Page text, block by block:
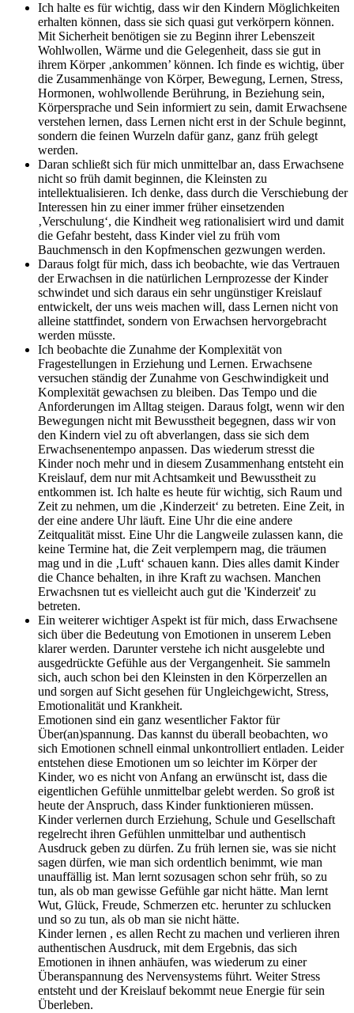
Ich halte es für wichtig, dass wir den Kindern Möglichkeiten
erhalten können, dass sie sich quasi gut verkörpern können.
Mit Sicherheit benötigen sie zu Beginn ihrer Lebenszeit
Wohlwollen, Wärme und die Gelegenheit, dass sie gut in
ihrem Körper ‚ankommen’ können. Ich finde es wichtig, über
die Zusammenhänge von Körper, Bewegung, Lernen, Stress,
Hormonen, wohlwollende Berührung, in Beziehung sein,
Körpersprache und Sein informiert zu sein, damit Erwachsene
verstehen lernen, dass Lernen nicht erst in der Schule beginnt,
sondern die feinen Wurzeln dafür ganz, ganz früh gelegt
werden.
Daran schließt sich für mich unmittelbar an, dass Erwachsene
nicht so früh damit beginnen, die Kleinsten zu
intellektualisieren. Ich denke, dass durch die Verschiebung der
Interessen hin zu einer immer früher einsetzenden
‚Verschulung‘, die Kindheit weg rationalisiert wird und damit
die Gefahr besteht, dass Kinder viel zu früh vom
Bauchmensch in den Kopfmenschen gezwungen werden.
Daraus folgt für mich, dass ich beobachte, wie das Vertrauen
der Erwachsen in die natürlichen Lernprozesse der Kinder
schwindet und sich daraus ein sehr ungünstiger Kreislauf
entwickelt, der uns weis machen will, dass Lernen nicht von
alleine stattfindet, sondern von Erwachsen hervorgebracht
werden müsste.
Ich beobachte die Zunahme der Komplexität von
Fragestellungen in Erziehung und Lernen. Erwachsene
versuchen ständig der Zunahme von Geschwindigkeit und
Komplexität gewachsen zu bleiben. Das Tempo und die
Anforderungen im Alltag steigen. Daraus folgt, wenn wir den
Bewegungen nicht mit Bewusstheit begegnen, dass wir von
den Kindern viel zu oft abverlangen, dass sie sich dem
Erwachsenentempo anpassen. Das wiederum stresst die
Kinder noch mehr und in diesem Zusammenhang entsteht ein
Kreislauf, dem nur mit Achtsamkeit und Bewusstheit zu
entkommen ist. Ich halte es heute für wichtig, sich Raum und
Zeit zu nehmen, um die ‚Kinderzeit‘ zu betreten. Eine Zeit, in
der eine andere Uhr läuft. Eine Uhr die eine andere
Zeitqualität misst. Eine Uhr die Langweile zulassen kann, die
keine Termine hat, die Zeit verplempern mag, die träumen
mag und in die ‚Luft‘ schauen kann. Dies alles damit Kinder
die Chance behalten, in ihre Kraft zu wachsen. Manchen
Erwachsnen tut es vielleicht auch gut die 'Kinderzeit' zu
betreten.
Ein weiterer wichtiger Aspekt ist für mich, dass Erwachsene
sich über die Bedeutung von Emotionen in unserem Leben
klarer werden. Darunter verstehe ich nicht ausgelebte und
ausgedrückte Gefühle aus der Vergangenheit. Sie sammeln
sich, auch schon bei den Kleinsten in den Körperzellen an
und sorgen auf Sicht gesehen für Ungleichgewicht, Stress,
Emotionalität und Krankheit.
Emotionen sind ein ganz wesentlicher Faktor für
Über(an)spannung. Das kannst du überall beobachten, wo
sich Emotionen schnell einmal unkontrolliert entladen. Leider
entstehen diese Emotionen um so leichter im Körper der
Kinder, wo es nicht von Anfang an erwünscht ist, dass die
eigentlichen Gefühle unmittelbar gelebt werden. So groß ist
heute der Anspruch, dass Kinder funktionieren müssen.
Kinder verlernen durch Erziehung, Schule und Gesellschaft
regelrecht ihren Gefühlen unmittelbar und authentisch
Ausdruck geben zu dürfen. Zu früh lernen sie, was sie nicht
sagen dürfen, wie man sich ordentlich benimmt, wie man
unauffällig ist. Man lernt sozusagen schon sehr früh, so zu
tun, als ob man gewisse Gefühle gar nicht hätte. Man lernt
Wut, Glück, Freude, Schmerzen etc. herunter zu schlucken
und so zu tun, als ob man sie nicht hätte.
Kinder lernen , es allen Recht zu machen und verlieren ihren
authentischen Ausdruck, mit dem Ergebnis, das sich
Emotionen in ihnen anhäufen, was wiederum zu einer
Überanspannung des Nervensystems führt. Weiter Stress
entsteht und der Kreislauf bekommt neue Energie für sein
Überleben.